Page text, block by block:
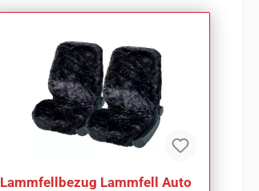
Lammfellbezug Lammfell Auto